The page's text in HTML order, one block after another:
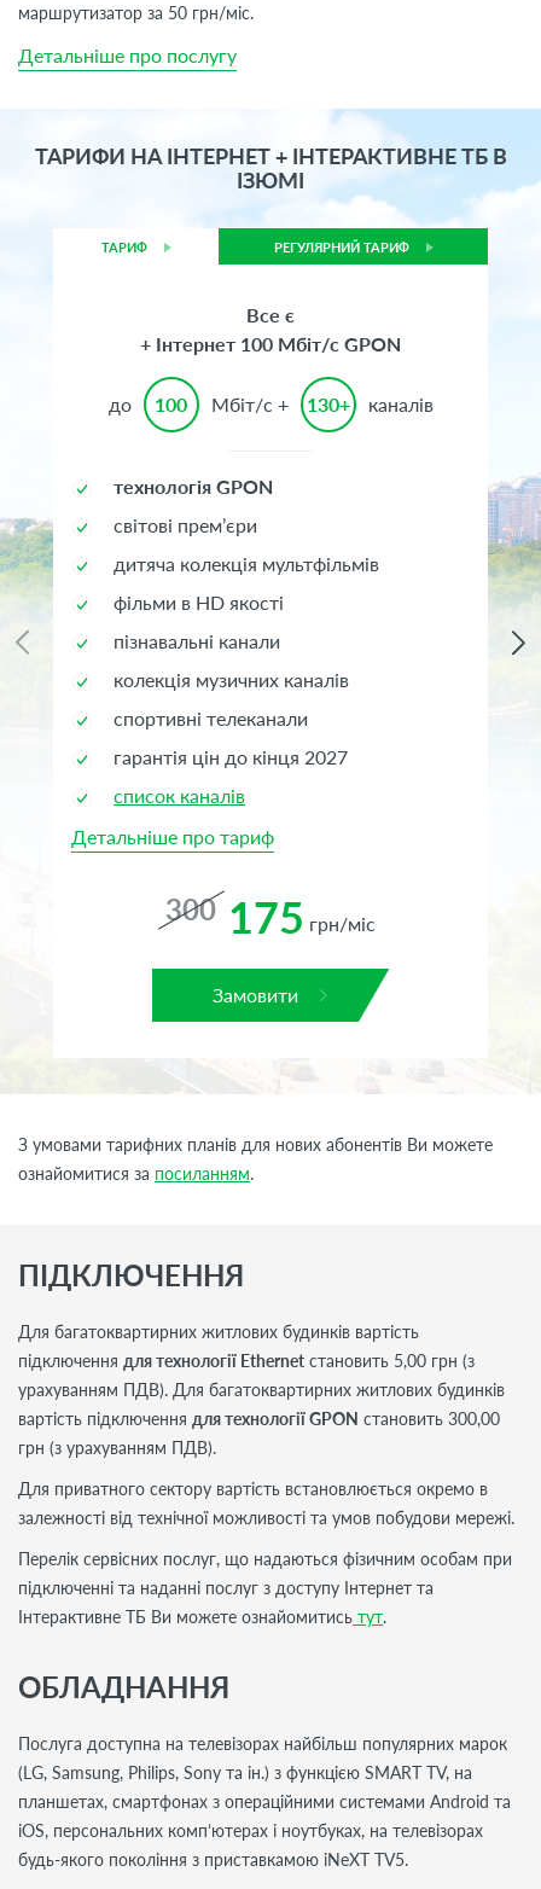
маршрутизатор за 50 грн/міс.
Детальніше про послугу
ТАРИФИ НА ІНТЕРНЕТ + ІНТЕРАКТИВНЕ ТБ В
ІЗЮМІ
ТАРИФ РЕГУЛЯРНИЙ ТАРИФ
Все є
+ Інтернет 100 Мбіт/с GPON
до 100 Мбіт/с + 130+ каналів
технологія GPON
світові прем’єри
дитяча колекція мультфільмів
фільми в HD якості
пізнавальні канали
колекція музичних каналів
спортивні телеканали
гарантія цін до кінця 2027
список каналів
Детальніше про тариф
300 175 грн/міс
Замовити
З умовами тарифних планів для нових абонентів Ви можете
ознайомитися за посиланням.
ПІДКЛЮЧЕННЯ
Для багатоквартирних житлових будинків вартість
підключення для технології Ethernet становить 5,00 грн (з
урахуванням ПДВ). Для багатоквартирних житлових будинків
вартість підключення для технології GPON становить 300,00
грн (з урахуванням ПДВ).
Для приватного сектору вартість встановлюється окремо в
залежності від технічної можливості та умов побудови мережі.
Перелік сервісних послуг, що надаються фізичним особам при
підключенні та наданні послуг з доступу Інтернет та
Інтерактивне ТБ Ви можете ознайомитись тут.
ОБЛАДНАННЯ
Послуга доступна на телевізорах найбільш популярних марок
(LG, Samsung, Philips, Sony та ін.) з функцією SMART TV, на
планшетах, смартфонах з операційними системами Android та
iOS, персональних комп’ютерах і ноутбуках, на телевізорах
будь-якого покоління з приставкамою iNeXT TV5.